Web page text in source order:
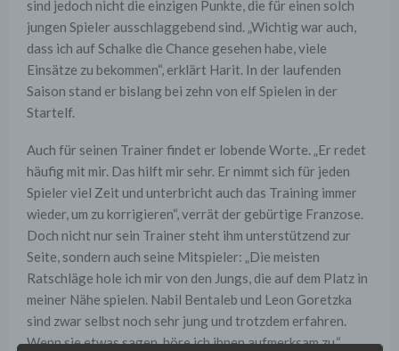
sind jedoch nicht die einzigen Punkte, die für einen solch
jungen Spieler ausschlaggebend sind. „Wichtig war auch,
dass ich auf Schalke die Chance gesehen habe, viele
Einsätze zu bekommen“, erklärt Harit. In der laufenden
Saison stand er bislang bei zehn von elf Spielen in der
Startelf.
Auch für seinen Trainer findet er lobende Worte. „Er redet
häufig mit mir. Das hilft mir sehr. Er nimmt sich für jeden
Spieler viel Zeit und unterbricht auch das Training immer
wieder, um zu korrigieren“, verrät der gebürtige Franzose.
Doch nicht nur sein Trainer steht ihm unterstützend zur
Seite, sondern auch seine Mitspieler: „Die meisten
Ratschläge hole ich mir von den Jungs, die auf dem Platz in
meiner Nähe spielen. Nabil Bentaleb und Leon Goretzka
sind zwar selbst noch sehr jung und trotzdem erfahren.
Wenn sie etwas sagen, höre ich ihnen aufmerksam zu.“